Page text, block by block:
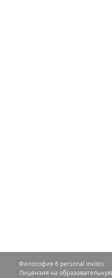
Философия 6 personal invites
Лицензия на